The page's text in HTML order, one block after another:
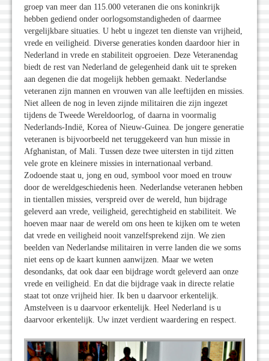
groep van meer dan 115.000 veteranen die ons koninkrijk
hebben gediend onder oorlogsomstandigheden of daarmee
vergelijkbare situaties. U hebt u ingezet ten dienste van vrijheid,
vrede en veiligheid. Diverse generaties konden daardoor hier in
Nederland in vrede en stabiliteit opgroeien. Deze Veteranendag
biedt de rest van Nederland de gelegenheid dank uit te spreken
aan degenen die dat mogelijk hebben gemaakt. Nederlandse
veteranen zijn mannen en vrouwen van alle leeftijden en missies.
Niet alleen de nog in leven zijnde militairen die zijn ingezet
tijdens de Tweede Wereldoorlog, of daarna in voormalig
Nederlands-Indië, Korea of Nieuw-Guinea. De jongere generatie
veteranen is bijvoorbeeld net teruggekeerd van hun missie in
Afghanistan, of Mali. Tussen deze twee uitersten in tijd zitten
vele grote en kleinere missies in internationaal verband.
Zodoende staat u, jong en oud, symbool voor moed en trouw
door de wereldgeschiedenis heen. Nederlandse veteranen hebben
in tientallen missies, verspreid over de wereld, hun bijdrage
geleverd aan vrede, veiligheid, gerechtigheid en stabiliteit. We
hoeven maar naar de wereld om ons heen te kijken om te weten
dat vrede en veiligheid nooit vanzelfsprekend zijn. We zien
beelden van Nederlandse militairen in verre landen die we soms
niet eens op de kaart kunnen aanwijzen. Maar we weten
desondanks, dat ook daar een bijdrage wordt geleverd aan onze
vrede en veiligheid. En dat die bijdrage vaak in directe relatie
staat tot onze vrijheid hier. Ik ben u daarvoor erkentelijk.
Amstelveen is u daarvoor erkentelijk. Heel Nederland is u
daarvoor erkentelijk. Uw inzet verdient waardering en respect.